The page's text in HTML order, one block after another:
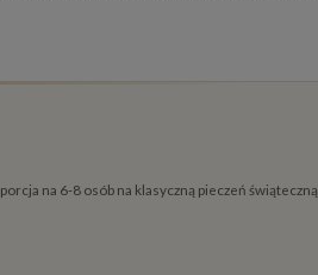
na 6-8 osób na klasyczną pieczeń świąteczną.